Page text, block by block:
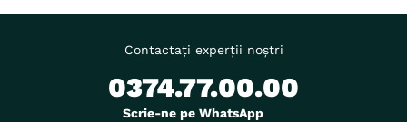
Contactați experții noștri
0374.77.00.00
Scrie-ne pe WhatsApp